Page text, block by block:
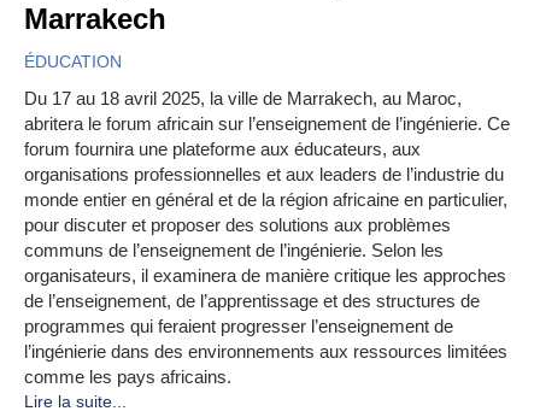
Marrakech
ÉDUCATION
Du 17 au 18 avril 2025, la ville de Marrakech, au Maroc,
abritera le forum africain sur l’enseignement de l’ingénierie. Ce
forum fournira une plateforme aux éducateurs, aux
organisations professionnelles et aux leaders de l’industrie du
monde entier en général et de la région africaine en particulier,
pour discuter et proposer des solutions aux problèmes
communs de l’enseignement de l’ingénierie. Selon les
organisateurs, il examinera de manière critique les approches
de l’enseignement, de l’apprentissage et des structures de
programmes qui feraient progresser l’enseignement de
l’ingénierie dans des environnements aux ressources limitées
comme les pays africains.
Lire la suite...